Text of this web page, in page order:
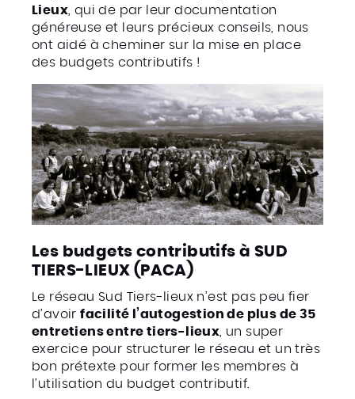
Lieux , qui de par leur documentation
généreuse et leurs précieux conseils, nous
ont aidé à cheminer sur la mise en place
des budgets contributifs !
Les budgets contributifs à SUD
TIERS-LIEUX (PACA)
Le réseau Sud Tiers-lieux n’est pas peu fier
d’avoirfacilité l’autogestion de plus de 35
entretiens entre tiers-lieux , un super
exercice pour structurer le réseau et un très
bon prétexte pour former les membres à
l’utilisation du budget contributif.